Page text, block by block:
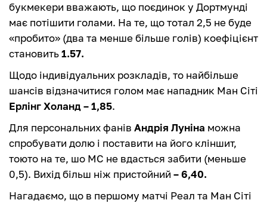
букмекери вважають, що поєдинок у Дортмунді
має потішити голами. На те, що тотал 2,5 не буде
«пробито» (два та менше більше голів) коефіцієнт
становить1.57.
Щодо індивідуальних розкладів, то найбільше
шансів відзначитися голом має нападник Ман Сіті
Ерлінг Холанд – 1,85.
Для персональних фанів Андрія Луніна можна
спробувати долю і поставити на його кліншит,
тоюто на те, шо МС не вдасться забити (меньше
0,5). Вихід більш ніж пристойний – 6,40.
Нагадаємо, що в першому матчі Реал та Ман Сіті